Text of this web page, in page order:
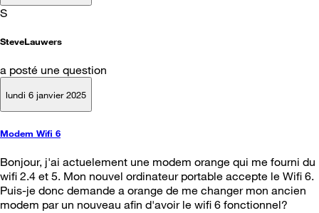
S
SteveLauwers
a posté une question
lundi 6 janvier 2025
Modem Wifi 6
Bonjour, j'ai actuelement une modem orange qui me fourni du
wifi 2.4 et 5. Mon nouvel ordinateur portable accepte le Wifi 6.
Puis-je donc demande a orange de me changer mon ancien
modem par un nouveau afin d'avoir le wifi 6 fonctionnel?